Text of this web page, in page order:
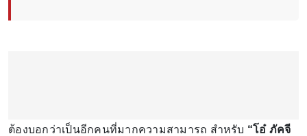
ต้องบอกว่าเป็นอีกคนที่มากความสามารถ สำหรับ “โอ๋ ภัคจี